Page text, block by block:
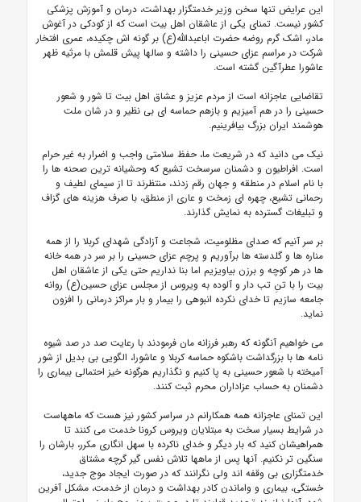
این عرایض تنها سخن وزیر خدمتگزار بهداشت، درمان و آموزش پزشکی
کشور نیست. تمنای یکی از عاشقان اهل بیت است که از کودکی در آغوش
مادر، اشک گرم روضه حضرت اباعبدالله(ع) بر گونه اش چکیده، عمری افتخار
شرکت در مراسم عزای حسینی را داشته و سالها پیش قلمش با مرثیه ظهر
عاشورا عطرآگین گشته است.
تقاضایی عاجزانه است از مردم عزیز و عشاق اهل بیت تا شور و شعور
حسینی را در هم آمیزیم و بازهم حماسه ای بی نظیر و در شان ملت
هوشمند ایران بزرگ بیافرینیم.
نیک می دانید که در شریعت ما، حفظ سلامتی واجب و اضرار به غیر حرام
است. افراطیون و دشمنان سرسخت تشیع که وحشیانه ترین صحنه ها را
با نام اسلام در منطقه و جهان رقم زدند، منتظرند تا از سیمای لطیف و
رحمانی تشیع، چهره ای زمخت و عاری از منطق، با صرف هزینه های گزاف
و تبلیغات گسترده به نمایش گذارند.
بر سر آنیم که صدای مظلومیت، شجاعت و آزادگی شهدای کربلا را از همه
مناره ها و گلدسته ها برآوریم و پرچم عزای حسینی را بر سر در همه خانه
ها در هر کوچه و برزن بیاویزیم اما بنا نداریم حتی یکی از عاشقان اهل
بیت را با تنِ تب دار و آلوده به ویروس از مجلس عزای حسین(ع) روانه
جامعه سازیم تا خدای نکرده انبوهی را بیمار و بار مراکز درمانی را افزون
نماید.
می خواهیم آنگونه که رهبر فرزانه مان فرمودند با رعایت صد در صد شیوه
نامه ها با بزرگداشت باشکوه حماسه کربلا و عاشورا، الگویی بی بدیل از شور
آمیخته با شعور حسینی به پا کنیم و نگذاریم هرگونه خیز احتمالی بیماری را
دشمنان به حساب عزاداران محرم ثبت کنند.
این تمنای عاجزانه همه همکارانم در سراسر کشور نیز هست که ماههاست
در شرایط بسیار سخت به مبتلایان ویروس کرونا خدمت می کنند تا
همراهیشان کنید که بار دیگر و خدای ناکرده با سهل انگاری مکرر، بارشان را
سنگین تر نکنیم. آنها پس از ماهها تلاش نفس گیر گرچه مشتاق
خدمتگزاری بی وقفه اند ولی نگرانند که در صورت ایجاد موج جدید،
خستگی، بیماری و واماندن کادر بهداشت و درمان از خدمت، مشکل آفرین